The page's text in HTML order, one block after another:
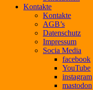
Kontakte
Kontakte
AGB’s
Datenschutz
Impressum
Socia Media
facebook
YouTube
instagram
mastodon